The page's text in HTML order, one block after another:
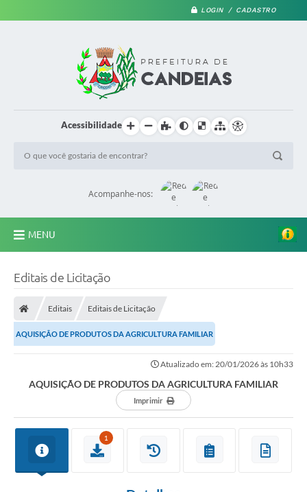
LOGIN / CADASTRO
Acessibilidade
Acompanhe-nos:
MENU
Diário Oficial
Contato
Editais de Licitação
Editais Editais de Licitação
AQUISIÇÃO DE PRODUTOS DA AGRICULTURA FAMILIAR
Atualizado em: 20/01/2026 às 10h33
AQUISIÇÃO DE PRODUTOS DA AGRICULTURA FAMILIAR
Imprimir
1